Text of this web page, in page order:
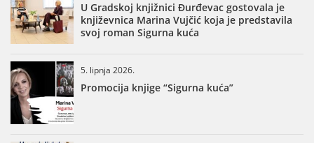
U Gradskoj knjižnici Đurđevac gostovala je
književnica Marina Vujčić koja je predstavila
svoj roman Sigurna kuća
5. lipnja 2026.
Promocija knjige “Sigurna kuća”